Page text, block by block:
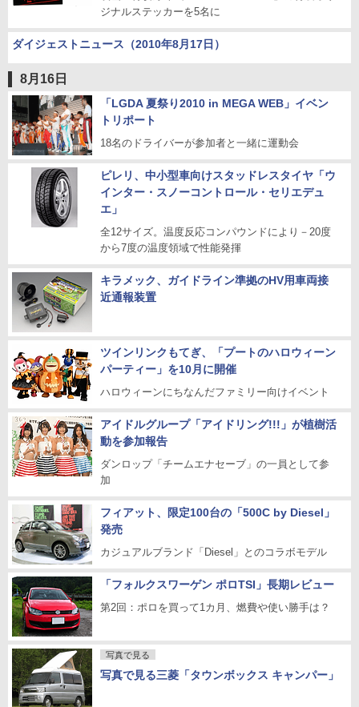
ジナルステッカーを5名に
ダイジェストニュース（2010年8月17日）
8月16日
「LGDA 夏祭り2010 in MEGA WEB」イベン
トリポート
18名のドライバーが参加者と一緒に運動会
ピレリ、中小型車向けスタッドレスタイヤ「ウ
インター・スノーコントロール・セリエデュ
エ」
全12サイズ。温度反応コンパウンドにより－20度
から7度の温度領域で性能発揮
キラメック、ガイドライン準拠のHV用車両接
近通報装置
ツインリンクもてぎ、「プートのハロウィーン
パーティー」を10月に開催
ハロウィーンにちなんだファミリー向けイベント
アイドルグループ「アイドリング!!!」が植樹活
動を参加報告
ダンロップ「チームエナセーブ」の一員として参
加
フィアット、限定100台の「500C by Diesel」
発売
カジュアルブランド「Diesel」とのコラボモデル
「フォルクスワーゲン ポロTSI」長期レビュー
第2回：ポロを買って1カ月、燃費や使い勝手は？
写真で見る
写真で見る三菱「タウンボックス キャンパー」